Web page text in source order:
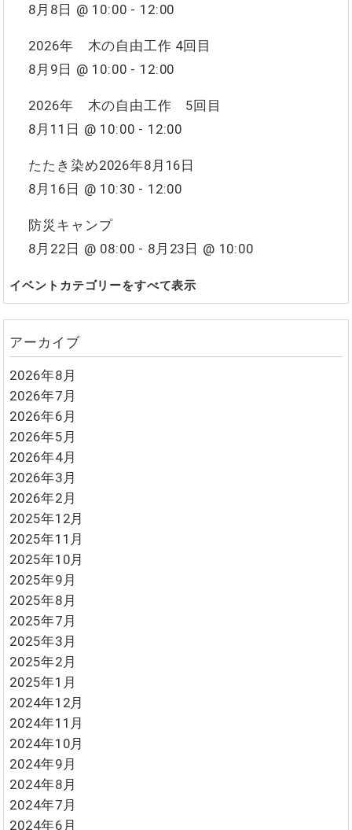
8月8日 @ 10:00 - 12:00
2026年 木の自由工作 4回目
8月9日 @ 10:00 - 12:00
2026年 木の自由工作 5回目
8月11日 @ 10:00 - 12:00
たたき染め2026年8月16日
8月16日 @ 10:30 - 12:00
防災キャンプ
8月22日 @ 08:00 - 8月23日 @ 10:00
イベントカテゴリーをすべて表示
アーカイブ
2026年8月
2026年7月
2026年6月
2026年5月
2026年4月
2026年3月
2026年2月
2025年12月
2025年11月
2025年10月
2025年9月
2025年8月
2025年7月
2025年3月
2025年2月
2025年1月
2024年12月
2024年11月
2024年10月
2024年9月
2024年8月
2024年7月
2024年6月